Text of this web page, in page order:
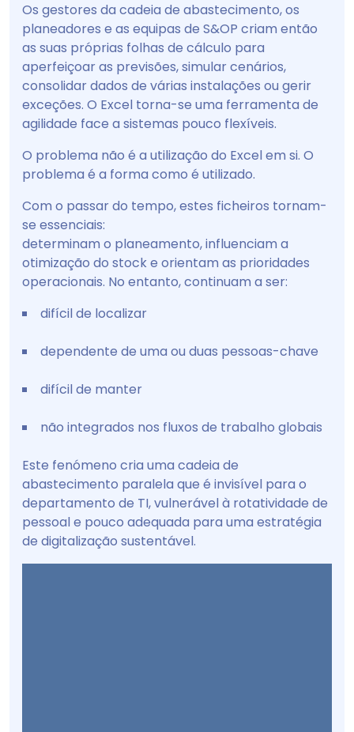
Os gestores da cadeia de abastecimento, os
planeadores e as equipas de S&OP criam então
as suas próprias folhas de cálculo para
aperfeiçoar as previsões, simular cenários,
consolidar dados de várias instalações ou gerir
exceções. O Excel torna-se uma ferramenta de
agilidade face a sistemas pouco flexíveis.
O problema não é a utilização do Excel em si. O
problema é a forma como é utilizado.
Com o passar do tempo, estes ficheiros tornam-
se essenciais:
determinam o planeamento, influenciam a
otimização do stock e orientam as prioridades
operacionais. No entanto, continuam a ser:
difícil de localizar
dependente de uma ou duas pessoas-chave
difícil de manter
não integrados nos fluxos de trabalho globais
Este fenómeno cria uma cadeia de
abastecimento paralela que é invisível para o
departamento de TI, vulnerável à rotatividade de
pessoal e pouco adequada para uma estratégia
de digitalização sustentável.